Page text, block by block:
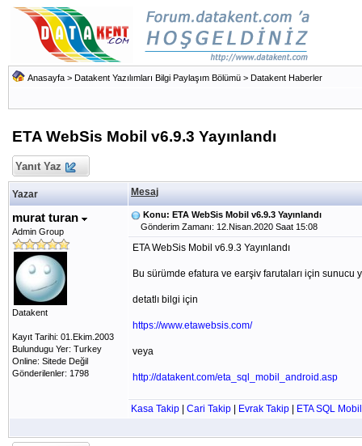
Anasayfa > Datakent Yazılımları Bilgi Paylaşım Bölümü > Datakent Haberler
ETA WebSis Mobil v6.9.3 Yayınlandı
Yanıt Yaz
Yazar Mesaj
murat turan
Admin Group
Datakent
Kayıt Tarihi: 01.Ekim.2003
Bulundugu Yer: Turkey
Online: Sitede Değil
Gönderilenler: 1798
Konu: ETA WebSis Mobil v6.9.3 Yayınlandı
Gönderim Zamanı: 12.Nisan.2020 Saat 15:08
ETA WebSis Mobil v6.9.3 Yayınlandı
Bu sürümde efatura ve earşiv farutaları için sunucu
detatlı bilgi için
https://www.etawebsis.com/
veya
http://datakent.com/eta_sql_mobil_android.asp
Kasa Takip Cari Takip Evrak Takip ETA SQL Mobil